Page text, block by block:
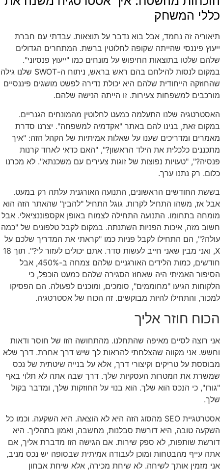
כללי המשחק
תיאוריה זה נחמד, אבל בוא נדבר על תוצאות. עבדתי עם חברת
ייעוץ פיננסי שהייתה שקופה לחלוטין ברשת. המתחרים הגדולים
שלהם שלטו בתוצאות החיפוש על מונחים כמו "ייעוץ פנסיוני".
במקום לנסות להילחם בהם ראש בראש, ניתוח ה-SWOT שלנו גילה
שהחוזקה הייחודית שלהם היא יכולת נדירה לפשט מושגים פיננסיים
מורכבים למשפחות צעירות. זו הייתה הנישה שלהם.
האסטרטגיה שלנו התעלמה כמעט לחלוטין מהמונחים הגנריים.
במקום זאת, בנינו להם באתר "אקדמיה למשפחה". יצרנו סדרת
מאמרים ומדריכים שענו על שאלות אמיתיות של הקהל הזה: "איך
מתכננים כלכלית את הילד הראשון?", "האם כדאי לאחד קרנות
פנסיה?", "טעויות נפוצות של זוגות צעירים עם משכנתא". לא מכרנו
כלום. רק נתנו ערך.
בששת החודשים הראשונים, התנועה האורגנית עלתה רק במעט.
אבל אז, משהו התחיל לקרות. גוגל התחיל "להבין" שהאתר הזה הוא
מומחה בתחומו. התנועה התחילה לצמוח באופן אקספוננציאלי. אבל
חשוב מזה, איכות הפניות השתנתה. במקום לקבל טלפונים של "כמה
עולה?", הם התחילו לקבל פניות כמו "קראתי את המדריך שלכם על
X, ואני מבין שאני חייב לעשות סדר. אתם יכולים לעזור לי?". תוך 18
חודשים, כמות הלידים האורגניים שלהם צמחה ב-450%, אבל
הסיפור האמיתי היה שאחוז הסגירה שלהם כמעט הוכפל, כי
הלקוחות הגיעו "מחוממים", סומכים, ומוכנים לפעולה. הם הפסיקו
למכור, והתחילו להיות מבוקשים. זה הכוח של אסטרטגיה.
הכוח חוזר אליך
אני רוצה לסיים מאיפה שהתחלנו. מהתחושה הזו של חוסר ודאות
וחשש. אני מקווה שהצלחתי להראות לך שיש דרך אחרת. דרך שלא
מבוססת על טריקים וקיצורי דרך, אלא על בנייה שיטתית של נכס
שמשרת את המטרות העסקיות שלך. דרך שבה אתה לא תלוי באף
"גורו", כי הנכס הוא שלך. הוא בנוי על החוזקות שלך, ומדבר בקול
שלך.
אסטרטגיית SEO מהסוג הזה היא לא הוצאה. היא השקעה. וכמו כל
השקעה טובה, היא דורשת סבלנות, מחשבה, ואמון בתהליך. היא
דורשת שותפות, לא ספק שירות. אם הגישה הזו מדברת אליך, אם
אתה עייף מהבטחות ומוכן לעבודה אמיתית שבסופה יש נכס מניב,
אני מזמין אותך לשיחה. לא שיחת מכירה, אלא שיחת אבחון